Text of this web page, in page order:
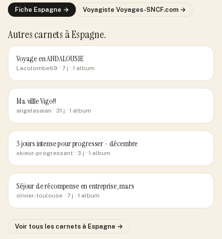
Fiche Espagne → Voyagiste Voyages-SNCF.com →
Autres carnets à Espagne.
Voyage en ANDALOUSIE
Lacolombe69 · 7 j · 1 album
Ma villle Vigo!!
angelasaian · 31 j · 1 album
3 jours intense pour progresser - décembre
skieur-progressant · 3 j · 1 album
Séjour de récompense en entreprise, mars
olivier-toulouse · 7 j · 1 album
Voir tous les carnets à Espagne →